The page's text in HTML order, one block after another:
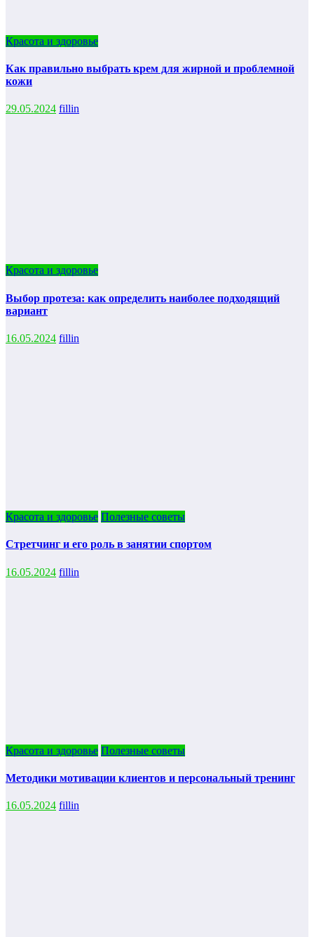
Красота и здоровье
Как правильно выбрать крем для жирной и проблемной
кожи
29.05.2024 fillin
Красота и здоровье
Выбор протеза: как определить наиболее подходящий
вариант
16.05.2024 fillin
Красота и здоровье Полезные советы
Стретчинг и его роль в занятии спортом
16.05.2024 fillin
Красота и здоровье Полезные советы
Методики мотивации клиентов и персональный тренинг
16.05.2024 fillin